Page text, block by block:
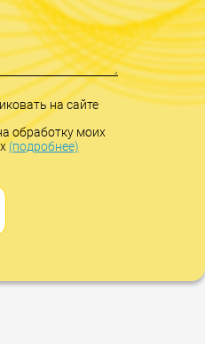
на сайте
обработку моих
(подробнее)